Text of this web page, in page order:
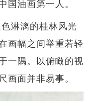
油画第一人。
淋漓的桂林风光
画幅之间举重若轻
一隅。以俯瞰的视
面并非易事。